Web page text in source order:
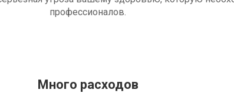
профессионалов.
Много расходов